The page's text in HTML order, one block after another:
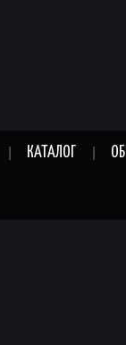
КАТАЛОГ